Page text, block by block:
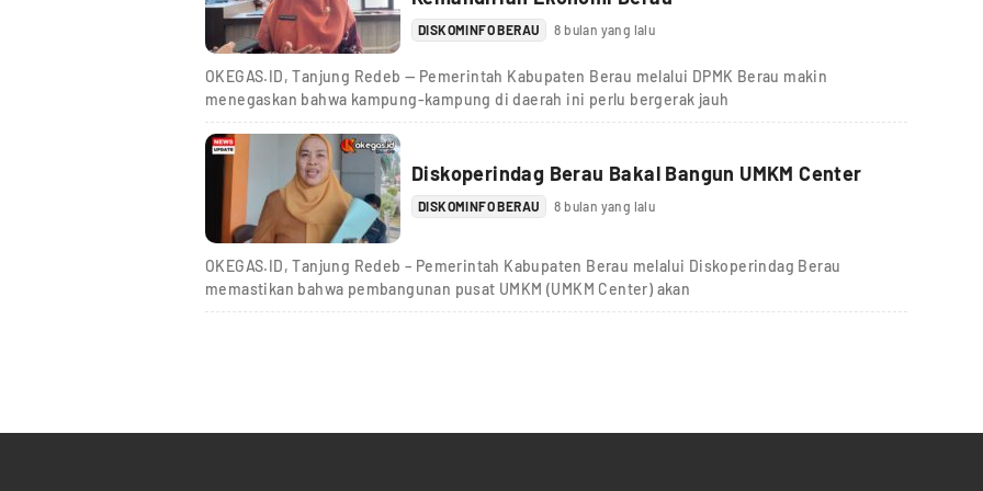
DISKOMINFO BERAU 8 bulan yang lalu
OKEGAS.ID, Tanjung Redeb — Pemerintah Kabupaten Berau melalui DPMK Berau makin
menegaskan bahwa kampung-kampung di daerah ini perlu bergerak jauh
Diskoperindag Berau Bakal Bangun UMKM Center
DISKOMINFO BERAU 8 bulan yang lalu
OKEGAS.ID, Tanjung Redeb – Pemerintah Kabupaten Berau melalui Diskoperindag Berau
memastikan bahwa pembangunan pusat UMKM (UMKM Center) akan